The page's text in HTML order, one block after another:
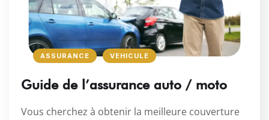
ASSURANCE VEHICULE
Guide de l’assurance auto / moto
Vous cherchez à obtenir la meilleure couverture